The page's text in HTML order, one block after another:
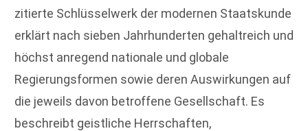
zitierte Schlüsselwerk der modernen Staatskunde
erklärt nach sieben Jahrhunderten gehaltreich und
höchst anregend nationale und globale
Regierungsformen sowie deren Auswirkungen auf
die jeweils davon betroffene Gesellschaft. Es
beschreibt geistliche Herrschaften,